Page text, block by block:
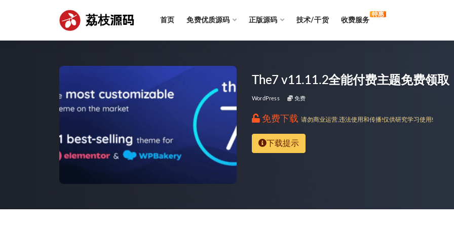
荔枝源码 首页 免费优质源码 正版源码 技术/干货 收费服务
特惠
The7 v11.11.2全能付费主题免费领取
WordPress 免费
免费下载 请勿商业运营,违法使用和传播!仅供研究学习使用!
下载提示